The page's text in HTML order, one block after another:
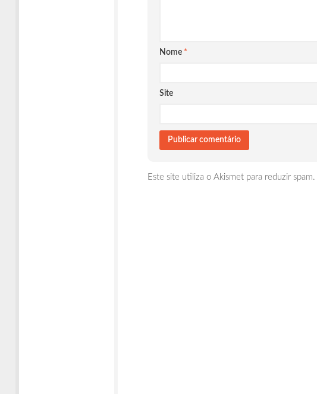
Nome *
Site
Este site utiliza o Akismet para reduzir spam.